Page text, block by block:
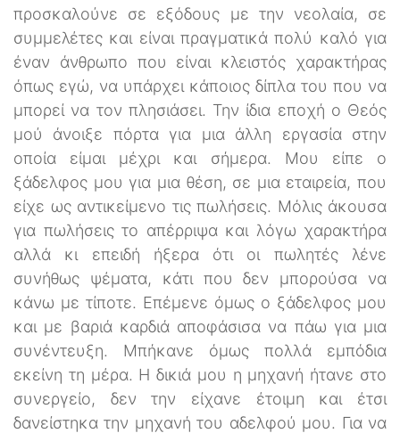
προσκαλούνε σε εξόδους με την νεολαία, σε
συμμελέτες και είναι πραγματικά πολύ καλό για
έναν άνθρωπο που είναι κλειστός χαρακτήρας
όπως εγώ, να υπάρχει κάποιος δίπλα του που να
μπορεί να τον πλησιάσει. Την ίδια εποχή ο Θεός
μού άνοιξε πόρτα για μια άλλη εργασία στην
οποία είμαι μέχρι και σήμερα. Μου είπε ο
ξάδελφος μου για μια θέση, σε μια εταιρεία, που
είχε ως αντικείμενο τις πωλήσεις. Μόλις άκουσα
για πωλήσεις το απέρριψα και λόγω χαρακτήρα
αλλά κι επειδή ήξερα ότι οι πωλητές λένε
συνήθως ψέματα, κάτι που δεν μπορούσα να
κάνω με τίποτε. Επέμενε όμως ο ξάδελφος μου
και με βαριά καρδιά αποφάσισα να πάω για μια
συνέντευξη. Μπήκανε όμως πολλά εμπόδια
εκείνη τη μέρα. Η δικιά μου η μηχανή ήτανε στο
συνεργείο, δεν την είχανε έτοιμη και έτσι
δανείστηκα την μηχανή του αδελφού μου. Για να